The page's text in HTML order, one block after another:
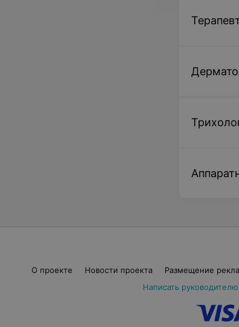
О проекте Новости проекта Размещение
Написать